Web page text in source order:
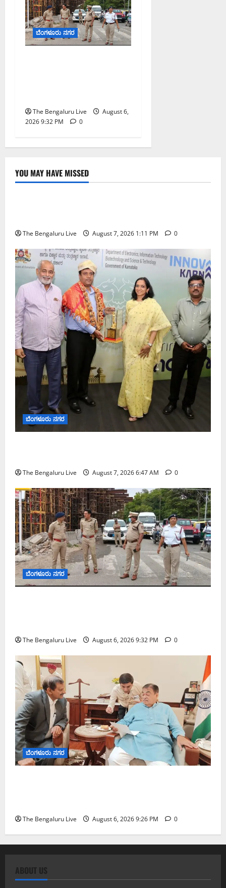
ಬೆಂಗಳೂರು ನಗರ
The Bengaluru Live
August 6,
2026 9:32 PM
0
YOU MAY HAVE MISSED
ಬೆಳಗಾವಿ ಬೆಂಗಳೂರು ನಗರ
The Bengaluru Live August 7, 2026 1:11 PM 0
ಬೆಂಗಳೂರು ನಗರ
The Bengaluru Live August 7, 2026 6:47 AM 0
ಬೆಂಗಳೂರು ನಗರ
The Bengaluru Live August 6, 2026 9:32 PM 0
ಬೆಂಗಳೂರು ನಗರ
The Bengaluru Live August 6, 2026 9:26 PM 0
ABOUT US